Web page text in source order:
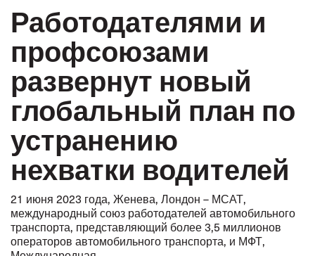
Работодателями и
профсоюзами
развернут новый
глобальный план по
устранению
нехватки водителей
21 июня 2023 года, Женева, Лондон – МСАТ,
международный союз работодателей автомобильного
транспорта, представляющий более 3,5 миллионов
операторов автомобильного транспорта, и МФТ,